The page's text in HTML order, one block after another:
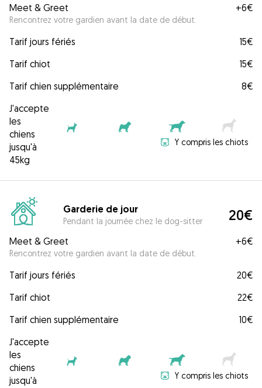
Meet & Greet
Rencontrez votre gardien avant la date de début.
+6€
Tarif jours fériés
15€
Tarif chiot
15€
Tarif chien supplémentaire
8€
J'accepte
les
chiens
jusqu'à
45kg
Y compris les chiots
Garderie de jour
Pendant la journée chez le dog-sitter 20€
Meet & Greet
Rencontrez votre gardien avant la date de début.
+6€
Tarif jours fériés
20€
Tarif chiot
22€
Tarif chien supplémentaire
10€
J'accepte
les
chiens
jusqu'à
Y compris les chiots